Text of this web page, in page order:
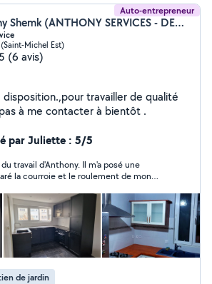
Auto-entrepreneur
Anthony Shemk (ANTHONY SERVICES - DEPANNAGE 91 ESSONNE 24 24 7J SUR 7)
Michel Est)
(6 avis)
disposition.,pour travailler de qualité
à me contacter à bientôt .
par Juliette : 5/5
d'Anthony. Il m'a posé une
la courroie et le roulement de mon
de jardin